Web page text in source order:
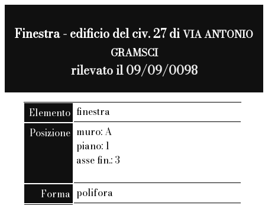
Finestra - edificio del civ. 27 diVIA ANTONIO
GRAMSCI
rilevato il 09/09/0098
Elemento finestra
Posizione muro: A
piano: 1
asse fin.: 3
Forma polifora